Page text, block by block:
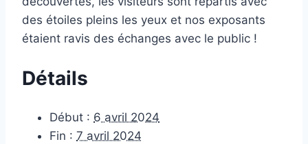
des étoiles pleins les yeux et nos exposants
étaient ravis des échanges avec le public !
Détails
Début : 6 avril 2024
Fin : 7 avril 2024